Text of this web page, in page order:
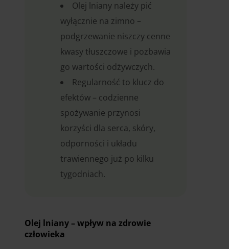
Olej lniany należy pić
wyłącznie na zimno –
podgrzewanie niszczy cenne
kwasy tłuszczowe i pozbawia
go wartości odżywczych.
Regularność to klucz do
efektów – codzienne
spożywanie przynosi
korzyści dla serca, skóry,
odporności i układu
trawiennego już po kilku
tygodniach.
Olej lniany – wpływ na zdrowie
człowieka